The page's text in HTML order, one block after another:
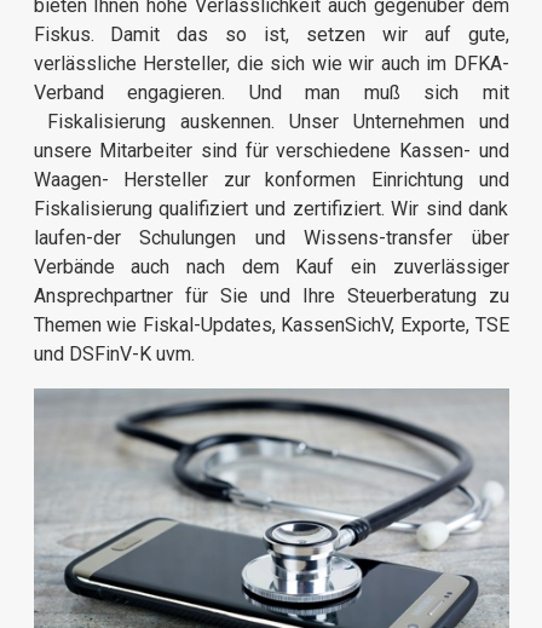
bieten Ihnen hohe Verlässlichkeit auch gegenüber dem
Fiskus. Damit das so ist, setzen wir auf gute,
verlässliche Hersteller, die sich wie wir auch im DFKA-
Verband engagieren. Und man muß sich mit
Fiskalisierung auskennen. Unser Unternehmen und
unsere Mitarbeiter sind für verschiedene Kassen- und
Waagen- Hersteller zur konformen Einrichtung und
Fiskalisierung qualifiziert und zertifiziert. Wir sind dank
laufen-der Schulungen und Wissens-transfer über
Verbände auch nach dem Kauf ein zuverlässiger
Ansprechpartner für Sie und Ihre Steuerberatung zu
Themen wie Fiskal-Updates, KassenSichV, Exporte, TSE
und DSFinV-K uvm.